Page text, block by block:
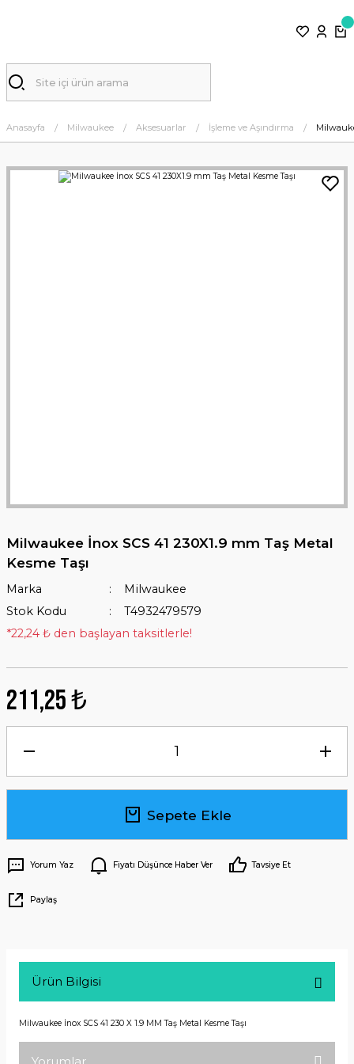
Anasayfa Milwaukee Aksesuarlar İşleme ve Aşındırma
Milwaukee İnox SCS 41 230X1.9 mm Taş Metal
Kesme Taşı
Marka
Milwaukee
Stok Kodu
T4932479579
*22,24 ₺ den başlayan taksitlerle!
211,25 ₺
Sepete Ekle
Yorum Yaz Fiyatı Düşünce Haber Ver Tavsiye Et
Paylaş
Ürün Bilgisi
Milwaukee İnox SCS 41 230 X 1.9 MM Taş Metal Kesme Taşı